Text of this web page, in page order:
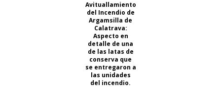
Avituallamiento
del Incendio de
Argamsilla de
Calatrava:
Aspecto en
detalle de una
de las latas de
conserva que
se entregaron a
las unidades
del incendio.